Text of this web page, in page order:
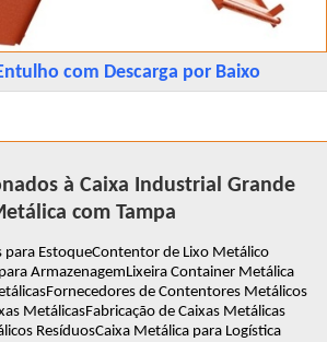
com Descarga por Baixo
à Caixa Industrial Grande
com Tampa
para EstoqueContentor de Lixo Metálico
ArmazenagemLixeira Container Metálica
Fornecedores de Contentores Metálicos
MetálicasFabricação de Caixas Metálicas
ResíduosCaixa Metálica para Logística